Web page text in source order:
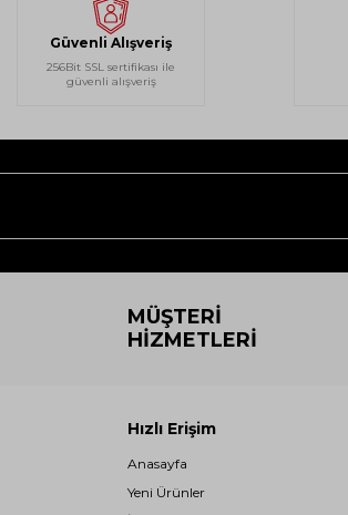
Güvenli Alışveriş
256Bit SSL sertifikası ile
güvenli alışveriş
MÜŞTERI
HIZMETLERI
Hızlı Erişim
Anasayfa
Yeni Ürünler